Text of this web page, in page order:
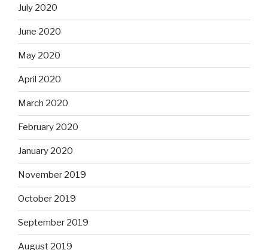
July 2020
June 2020
May 2020
April 2020
March 2020
February 2020
January 2020
November 2019
October 2019
September 2019
August 2019